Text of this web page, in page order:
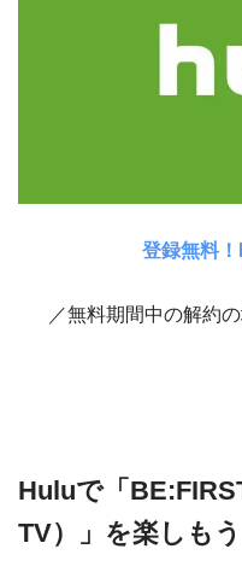
登録無料
／無料期間中の解約
Huluで「
TV）」を楽しもう